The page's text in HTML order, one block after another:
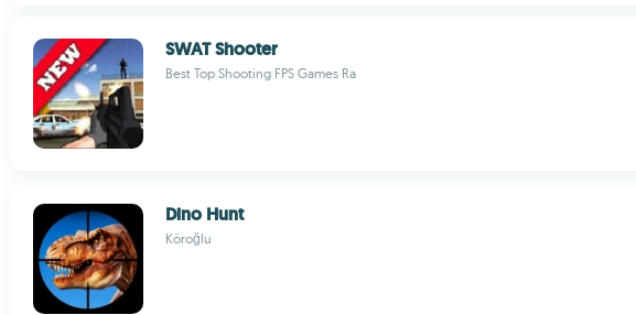
SWAT Shooter
Best Top Shooting FPS Games Ra
Dino Hunt
Köroğlu